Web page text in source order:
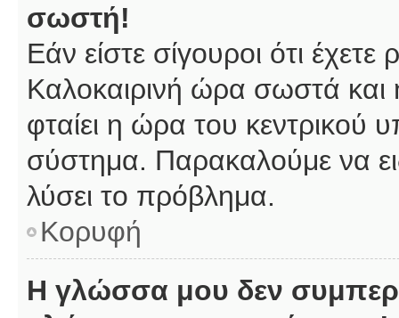
σωστή!
Εάν είστε σίγουροι ότι
Καλοκαιρινή ώρα σωστά και
φταίει η ώρα του κεντρικού
σύστημα. Παρακαλούμε να
λύσει το πρόβλημα.
Κορυφή
Η γλώσσα μου δεν